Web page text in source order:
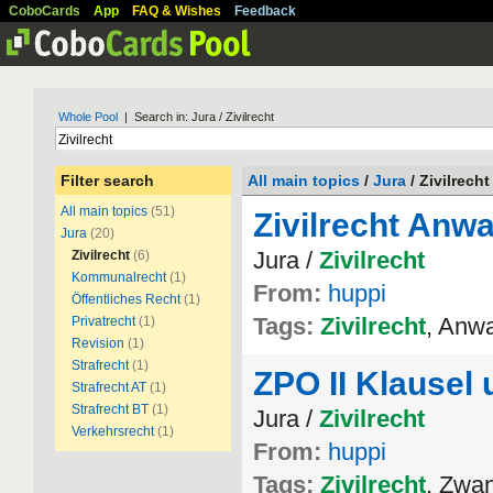
CoboCards App FAQ & Wishes Feedback
Whole Pool | Search in: Jura / Zivilrecht
Filter search
All main topics (51)
Jura (20)
Zivilrecht (6)
Kommunalrecht(1)
Öffentliches Recht (1)
Privatrecht (1)
Revision (1)
Strafrecht (1)
Strafrecht AT (1)
Strafrecht BT (1)
Verkehrsrecht (1)
All main topics / Jura / Zivilrecht
Zivilrecht
Jura / Zivilrecht
From: huppi
Tags: Zivilrecht,
ZPO II Klausel
Jura / Zivilrecht
From: huppi
Tags: Zivilrecht,